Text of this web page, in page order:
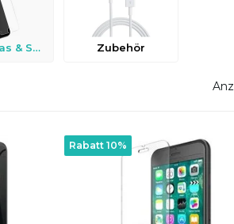
Panzerglas & Schutzfolien Zubehör
Rabatt 10%